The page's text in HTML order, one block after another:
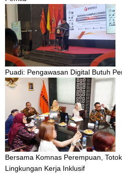
Puadi: Pengawasan Digital Butuh
Bersama Komnas Perempuan,
Lingkungan Kerja Inklusif